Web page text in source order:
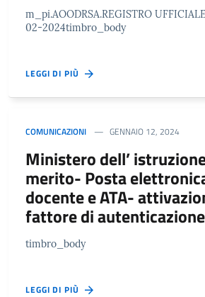
m_pi.AOODRSA.REGISTRO
02-2024timbro_body
LEGGI DI PIÙ
COMUNICAZIONI GENNAIO 12, 2024
Ministero dell’
merito- Posta
docente e ATA-
fattore di autenticazione
timbro_body
LEGGI DI PIÙ